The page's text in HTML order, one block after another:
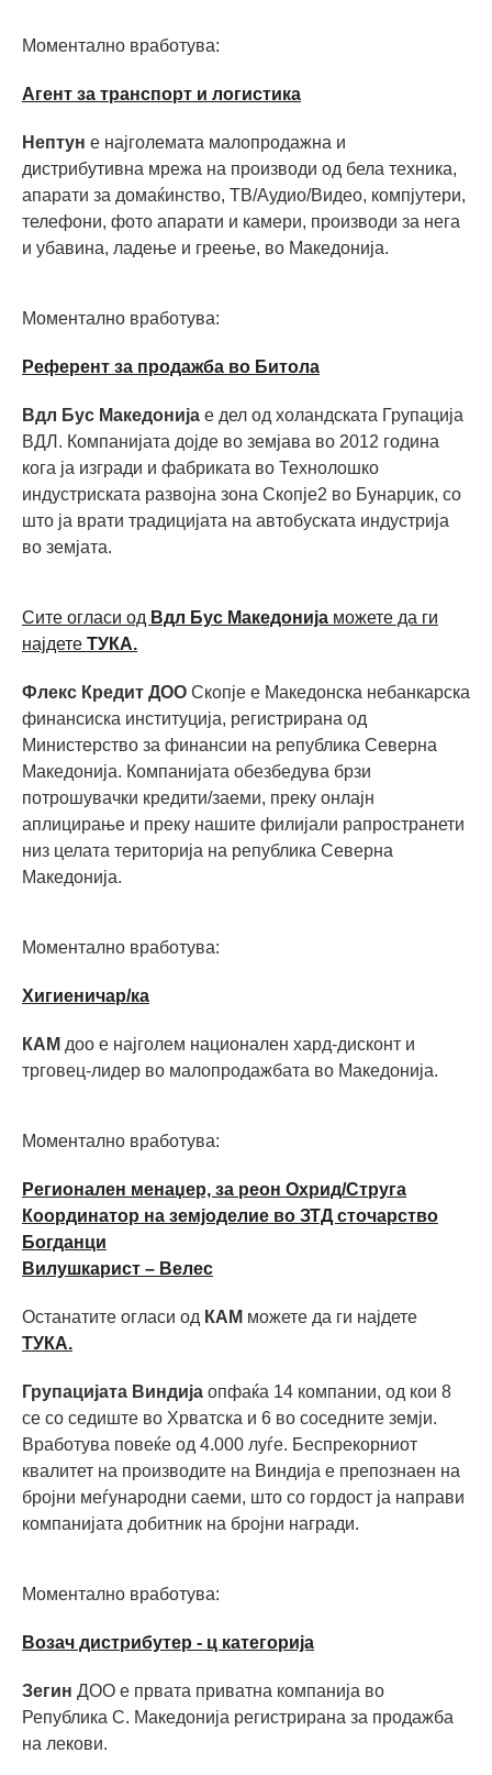
Моментално вработува:
Агент за транспорт и логистика
Нептун е најголемата малопродажна и
дистрибутивна мрежа на производи од бела техника,
апарати за домаќинство, ТВ/Аудио/Видео, компјутери,
телефони, фото апарати и камери, производи за нега
и убавина, ладење и греење, во Македонијa.
Моментално вработува:
Референт за продажба во Битола
Вдл Бус Македонија е дел од холандската Групација
ВДЛ. Компанијата дојде во земјава во 2012 година
кога ја изгради и фабриката во Технолошко
индустриската развојна зона Скопје2 во Бунарџик, со
што ја врати традицијата на автобуската индустрија
во земјата.
Сите огласи од Вдл Бус Македонија можете да ги
најдете ТУКА.
Флекс Кредит ДОО Скопје е Македонска небанкарска
финансиска институција, регистрирана од
Министерство за финансии на република Северна
Македонија. Компанијата обезбедува брзи
потрошувачки кредити/заеми, преку онлајн
аплицирање и преку нашите филијали рапространети
низ целата територија на република Северна
Македонија.
Моментално вработува:
Хигиеничар/ка
КАМ доо е најголем национален хард-дисконт и
трговец-лидер во малопродажбата во Македонија.
Моментално вработува:
Регионален менаџер, за реон Охрид/Струга
Координатор на земјоделие во ЗТД сточарство
Богданци
Вилушкарист – Велес
Останатите огласи од КАМ можете да ги најдете
ТУКА.
Групацијата Виндија опфаќа 14 компании, од кои 8
се со седиште во Хрватска и 6 во соседните земји.
Вработува повеќе од 4.000 луѓе. Беспрекорниот
квалитет на производите на Виндија е препознаен на
бројни меѓународни саеми, што со гордост ја направи
компанијата добитник на бројни награди.
Моментално вработува:
Возач дистрибутер - ц категорија
Зегин ДОО е првата приватна компанија во
Република С. Македонија регистрирана за продажба
на лекови.